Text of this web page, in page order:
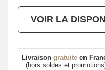
VOIR LA
Livraison gratuite en
(hors soldes et